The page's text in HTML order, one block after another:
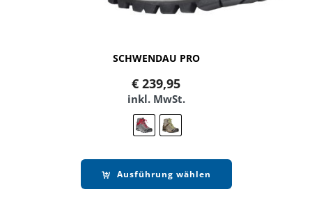
SCHWENDAU PRO
€ 239,95
inkl. MwSt.
Ausführung wählen